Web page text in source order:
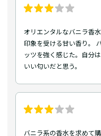
オリエンタルなバニラ香
印象を受ける甘い香り。
ッツを強く感じた。自分
いい匂いだと思う。
バニラ系の香水を求めて